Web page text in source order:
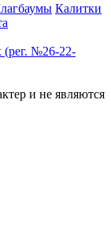
Калитки
(рег. №26-22-
и не являются